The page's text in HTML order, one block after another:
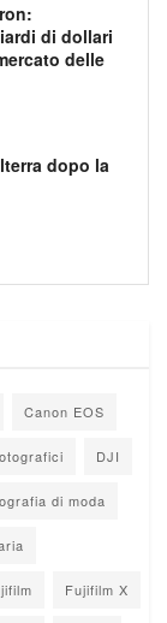
di dollari
delle
dopo la
Canon EOS
DJI
di moda
Fujifilm X